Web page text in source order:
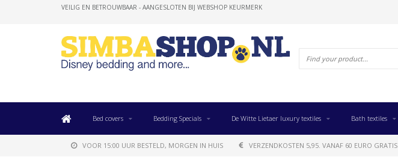
VEILIG EN BETROUWBAAR - AANGESLOTEN BIJ WEBSHOP KEURMERK
Bed covers Bedding Specials De Witte Lietaer luxury textiles Bath textiles
VOOR 15:00 UUR BESTELD, MORGEN IN HUIS VERZENDKOSTEN 5,95. VANAF 60 EURO GRATIS